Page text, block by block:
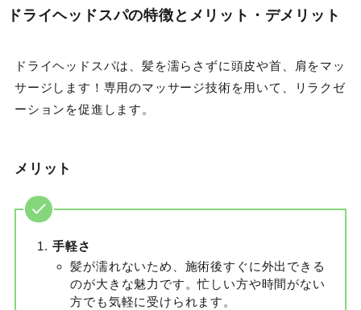
ドライヘッドスパの特徴とメリット・デメリット
ドライヘッドスパは、髪を濡らさずに頭皮や首、肩をマッ
サージします！専用のマッサージ技術を用いて、リラクゼ
ーションを促進します。
メリット
手軽さ
髪が濡れないため、施術後すぐに外出できる
のが大きな魅力です。忙しい方や時間がない
方でも気軽に受けられます。